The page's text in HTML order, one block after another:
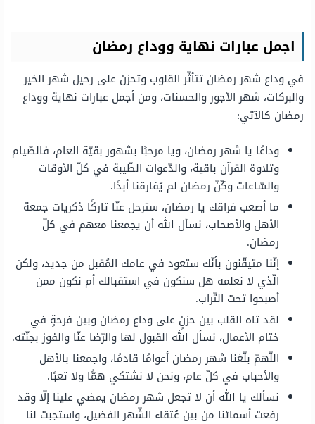
اجمل عبارات نهاية ووداع رمضان
في وداع شهر رمضان تتأثّر القلوب وتحزن على رحيل شهر الخير
والبركات، شهر الأجور والحسنات، ومن أجمل عبارات نهاية ووداع
رمضان كالآتي:
وداعًا يا شهر رمضان، ويا مرحبًا بشهور بقيّة العام، فالصّيام
وتلاوة القرآن باقية، والدّعوات الطّيبة في كلّ الأوقات
والسّاعات وكّنّ رمضان لم يُفارقنا أبدًا.
ما أصعب فراقك يا رمضان، سترحل عنّا تاركًا ذكريات جمعة
الأهل والأصحاب، نسأل الله أن يجمعنا معهم في كلّ
رمضان.
إنّنا متيقّنون بأنّك ستعود في عامك المُقبل من جديد، ولكن
الّذي لا نعلمه هل سنكون في استقبالك أم نكون ممن
أصبحوا تحت التّراب.
لقد تاه القلب بين حزنٍ على وداع رمضان وبين فرحةٍ في
ختام الأعمال، نسأل الله القبول لها والرّضا عنّا والفوز بجنّته.
اللّهمّ بلّغنا شهر رمضان أعوامًا قادمًا، واجمعنا بالأهل
والأحباب في كلّ عام، ونحن لا نشتكي همًّا ولا تعبًا.
نسألك يا الله أن لا تجعل شهر رمضان يمضي علينا إلّا وقد
رفعت أسمائنا من بين عُتقاء الشّهر الفضيل، واستجبت لنا